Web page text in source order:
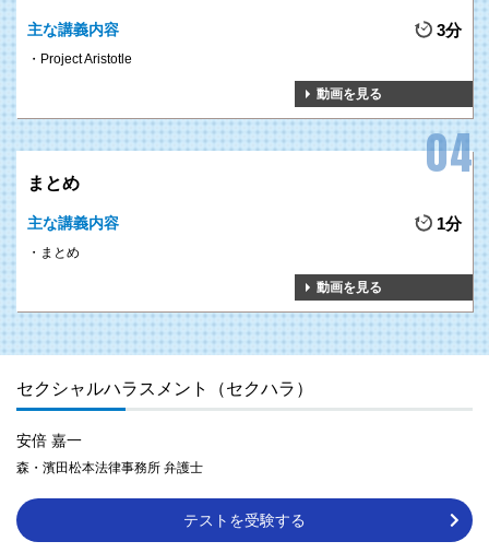
対処法 発生防止の仕組み
GOAL 1
「加害者にならない」ための
基礎理解を得る
4つのハラスメント「セクハラ」「パワハラ」「マタハラ」「SOGIハラ」に
ついて、その定義を正しく理解すると共に、どのような行動や発言がハラス
メントに該当するのか インプット することで、「知らぬ間に自分が加害者に
なる」ことを防止できます。
速やかかつ適切な
ハラスメントが発生した際の対処法として、「事実関係の確認」「被害者へ
主な講義内容 3分
Project Aristotle
動画を見る
まとめ
主な講義内容 1分
まとめ
動画を見る
セクシャルハラスメント（セクハラ）
安倍 嘉一
森・濱田松本法律事務所 弁護士
テストを受験する